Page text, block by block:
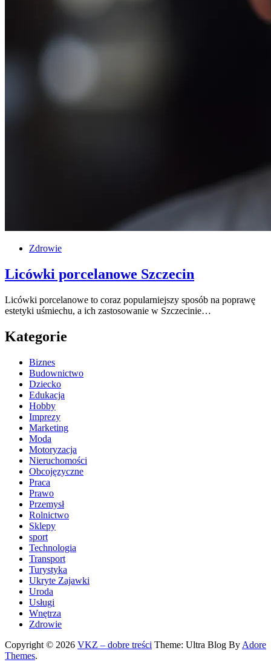
Zdrowie
Licówki porcelanowe Szczecin
Licówki porcelanowe to coraz popularniejszy sposób na poprawę
estetyki uśmiechu, a ich zastosowanie w Szczecinie…
Kategorie
Biznes
Budownictwo
Dziecko
Edukacja
Hobby
Imprezy
Marketing
Moda
Motoryzacja
Nieruchomości
Obcojęzyczne
Praca
Prawo
Przemysł
Rolnictwo
Sklepy
sport
Technologia
Transport
Turystyka
Ukryte Zajawki
Uroda
Usługi
Wnętrza
Zdrowie
Copyright © 2026 VKZ – dobre treści Theme: Ultra Blog By Adore
Themes.